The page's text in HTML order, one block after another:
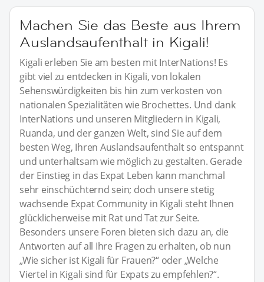
Machen Sie das Beste aus Ihrem
Auslandsaufenthalt in Kigali!
Kigali erleben Sie am besten mit InterNations! Es
gibt viel zu entdecken in Kigali, von lokalen
Sehenswürdigkeiten bis hin zum verkosten von
nationalen Spezialitäten wie Brochettes. Und dank
InterNations und unseren Mitgliedern in Kigali,
Ruanda, und der ganzen Welt, sind Sie auf dem
besten Weg, Ihren Auslandsaufenthalt so entspannt
und unterhaltsam wie möglich zu gestalten. Gerade
der Einstieg in das Expat Leben kann manchmal
sehr einschüchternd sein; doch unsere stetig
wachsende Expat Community in Kigali steht Ihnen
glücklicherweise mit Rat und Tat zur Seite.
Besonders unsere Foren bieten sich dazu an, die
Antworten auf all Ihre Fragen zu erhalten, ob nun
„Wie sicher ist Kigali für Frauen?“ oder „Welche
Viertel in Kigali sind für Expats zu empfehlen?“.